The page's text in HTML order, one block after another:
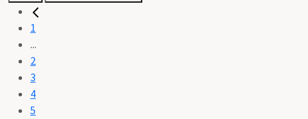
1
...
2
3
4
5